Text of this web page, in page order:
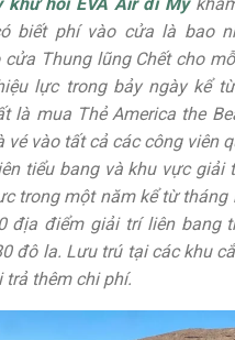
khứ hồi EVA Air đi Mỹ
biết phí vào cửa là bao
cửa Thung lũng Chết cho
lực trong bảy ngày kể
là mua Thẻ America the
vé vào tất cả các công viên
tiểu bang và khu vực giải
trong một năm kể từ tháng
địa điểm giải trí liên bang
đô la. Lưu trú tại các khu
trả thêm chi phí.